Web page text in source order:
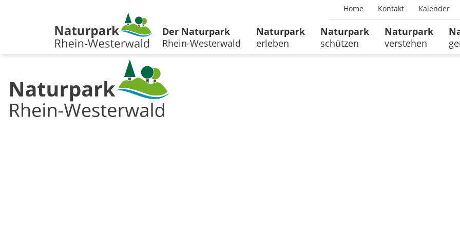
Home Kontakt Kalender
Der Naturpark
Rhein-Westerwald
Naturpark
erleben
Naturpark
schützen
Naturpark
verstehen